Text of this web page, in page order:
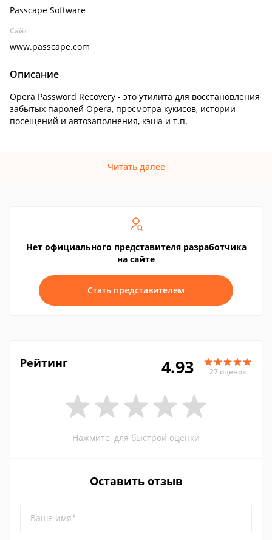
Passcape Software
Сайт
www.passcape.com
Описание
Opera Password Recovery - это утилита для восстановления
забытых паролей Opera, просмотра кукисов, истории
посещений и автозаполнения, кэша и т.п.
Читать далее
Нет официального представителя разработчика
на сайте
Стать представителем
Рейтинг 4.93 27 оценок
Нажмите, для быстрой оценки
Оставить отзыв
Ваше имя*